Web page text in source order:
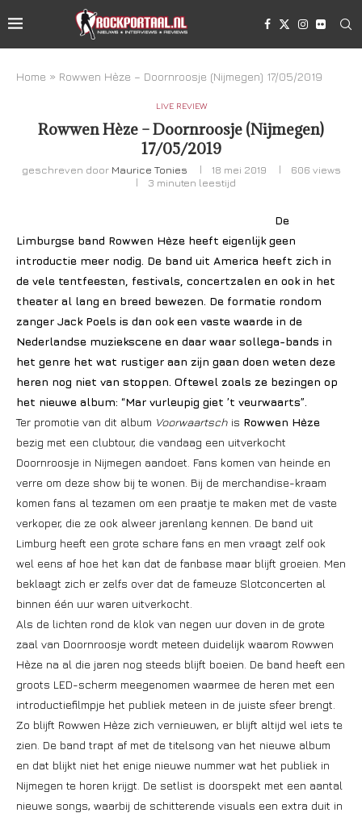
Home » Rowwen Hèze – Doornroosje (Nijmegen) 17/05/2019
LIVE REVIEW
Rowwen Hèze – Doornroosje (Nijmegen)
17/05/2019
geschreven door Maurice Tonies 18 mei 2019 606 views
3 minuten leestijd
De
Limburgse band Rowwen Hèze heeft eigenlijk geen
introductie meer nodig. De band uit America heeft zich in
de vele tentfeesten, festivals, concertzalen en ook in het
theater al lang en breed bewezen. De formatie rondom
zanger Jack Poels is dan ook een vaste waarde in de
Nederlandse muziekscene en daar waar sollega-bands in
het genre het wat rustiger aan zijn gaan doen weten deze
heren nog niet van stoppen. Oftewel zoals ze bezingen op
het nieuwe album: “Mar vurleupig giet ’t veurwaarts”.
Ter promotie van dit album Voorwaartsch is Rowwen Hèze
bezig met een clubtour, die vandaag een uitverkocht
Doornroosje in Nijmegen aandoet. Fans komen van heinde en
verre om deze show bij te wonen. Bij de merchandise-kraam
komen fans al tezamen om een praatje te maken met de vaste
verkoper, die ze ook alweer jarenlang kennen. De band uit
Limburg heeft een grote schare fans en men vraagt zelf ook
wel eens af hoe het kan dat de fanbase maar blijft groeien. Men
beklaagt zich er zelfs over dat de fameuze Slotconcerten al
binnen één uur waren uitverkocht.
Als de lichten rond de klok van negen uur doven in de grote
zaal van Doornroosje wordt meteen duidelijk waarom Rowwen
Hèze na al die jaren nog steeds blijft boeien. De band heeft een
groots LED-scherm meegenomen waarmee de heren met een
introductiefilmpje het publiek meteen in de juiste sfeer brengt.
Zo blijft Rowwen Hèze zich vernieuwen, er blijft altijd wel iets te
zien. De band trapt af met de titelsong van het nieuwe album
en dat blijkt niet het enige nieuwe nummer wat het publiek in
Nijmegen te horen krijgt. De setlist is doorspekt met een aantal
nieuwe songs, waarbij de schitterende visuals een extra duit in